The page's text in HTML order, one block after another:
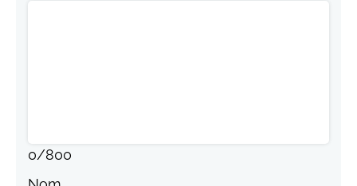
0/800